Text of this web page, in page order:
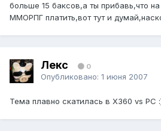
больше 15 баксов,а ты прибавь,что
ММОРПГ платить,вот тут и
Лекс 0
Опубликовано: 1 июня 2007
Тема плавно скатилась в Х360 vs РС